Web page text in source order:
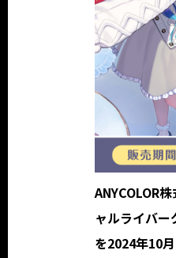
ANYCOLOR
ャルライバー
を2024年10